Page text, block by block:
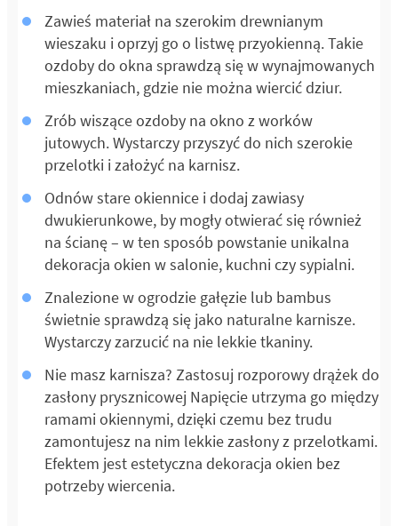
Zawieś materiał na szerokim drewnianym
wieszaku i oprzyj go o listwę przyokienną. Takie
ozdoby do okna sprawdzą się w wynajmowanych
mieszkaniach, gdzie nie można wiercić dziur.
Zrób wiszące ozdoby na okno z worków
jutowych. Wystarczy przyszyć do nich szerokie
przelotki i założyć na karnisz.
Odnów stare okiennice i dodaj zawiasy
dwukierunkowe, by mogły otwierać się również
na ścianę – w ten sposób powstanie unikalna
dekoracja okien w salonie, kuchni czy sypialni.
Znalezione w ogrodzie gałęzie lub bambus
świetnie sprawdzą się jako naturalne karnisze.
Wystarczy zarzucić na nie lekkie tkaniny.
Nie masz karnisza? Zastosuj rozporowy drążek do
zasłony prysznicowej Napięcie utrzyma go między
ramami okiennymi, dzięki czemu bez trudu
zamontujesz na nim lekkie zasłony z przelotkami.
Efektem jest estetyczna dekoracja okien bez
potrzeby wiercenia.